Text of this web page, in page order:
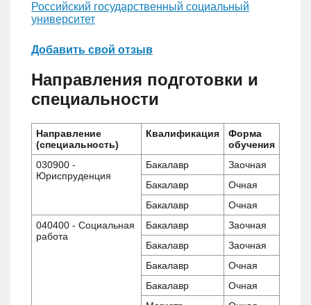
Российский государственный социальный
университет
Добавить свой отзыв
Направления подготовки и
специальности
Направление
(специальность)
Квалификация
Форма
обучения
030900 -
Юриспруденция
Бакалавр
Заочная
Бакалавр
Очная
Бакалавр
Очная
040400 - Социальная
работа
Бакалавр
Заочная
Бакалавр
Заочная
Бакалавр
Очная
Бакалавр
Очная